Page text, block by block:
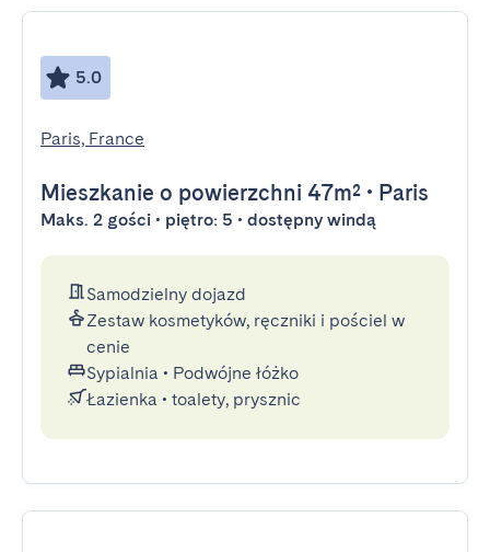
5.0
Paris, France
Mieszkanie o powierzchni 47m² • Paris
Maks. 2 gości • piętro: 5 • dostępny windą
Samodzielny dojazd
Zestaw kosmetyków, ręczniki i pościel w
cenie
Sypialnia • Podwójne łóżko
Łazienka • toalety, prysznic